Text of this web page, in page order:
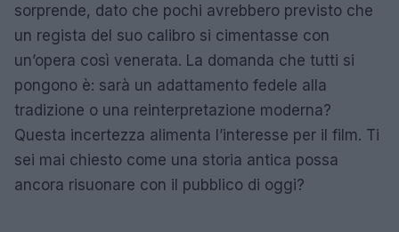
sorprende, dato che pochi avrebbero previsto che
un regista del suo calibro si cimentasse con
un’opera così venerata. La domanda che tutti si
pongono è: sarà un adattamento fedele alla
tradizione o una reinterpretazione moderna?
Questa incertezza alimenta l’interesse per il film. Ti
sei mai chiesto come una storia antica possa
ancora risuonare con il pubblico di oggi?